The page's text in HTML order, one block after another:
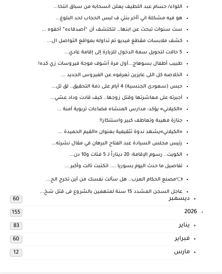
اللواء/ حسام عبد اللطيف يعلن انسحابه من سباق انتخا...
هو فيه مشكلة اني أأخر بنتي ف لبس الحجاب لحد البلوغ...
ست سنوات تبحث عن ابنها… لتكتشف أن “أصدقاءه” أخفوه ...
كشف ملابسات مقطع فيديو تم تداوله بمواقع التواصل ال...
5 حالات لتحويل سمة الدخول للزيارة إلى إقامة عادي...
طبيب أطفال بسوهاج...أول مرة أشوف موجة فيروسات زي كده!
الخلاصه كل اللى عايزين تعرفوه عن الفيروس الجديد ...
حبس (سعودى الجنسية) 4 أيام على ذمة التحقيق.. لق تل...
أجبرته على معاشرتها وقتل زوجها.. كيف قادت وداد عشي...
«الكيلاني» يؤكد: مدارس المنشاه فضاءات تربوية آمنة ...
جنازة مهيبة وتعاطف كبير واستنكار!!
«الكيلاني»يشهد ندوة تثقيفية بعنوان «القيم الحميدة ...
رئيس مجلس السيادة عبد الفتاح البرهان في مقال نشرته...
الكويت.. رسوم الإقامة: 20 ديناراً لـ 5 فئات و10 دن...
تفاصيل ما حدث اليوم بسوريا .... اتكتبت تالت وأكبر ...
👈مصنع الحكام العرب.. هل سألت نفسك من أين تخرج الح...
عاجل السجن المشدد 15 سنة لمتهمين بالشروع فى قتل شخ...
ديسمبر 60
2026
155
يناير 83
فبراير 60
مارس 12